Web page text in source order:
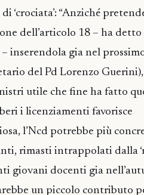
‘crociata’: “Anziché
dell’articolo 18 – ha
inserendola gia nel
del Pd Lorenzo
utile che fine ha fatto
i licenziamenti favorisce
l’Ncd potrebbe più
rimasti intrappolati dalla
giovani docenti gia
un piccolo contributo